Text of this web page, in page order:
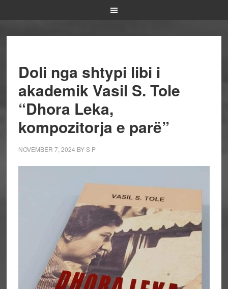
Doli nga shtypi libi i
akademik Vasil S. Tole
“Dhora Leka,
kompozitorja e parë”
NOVEMBER 7, 2024 BYS P